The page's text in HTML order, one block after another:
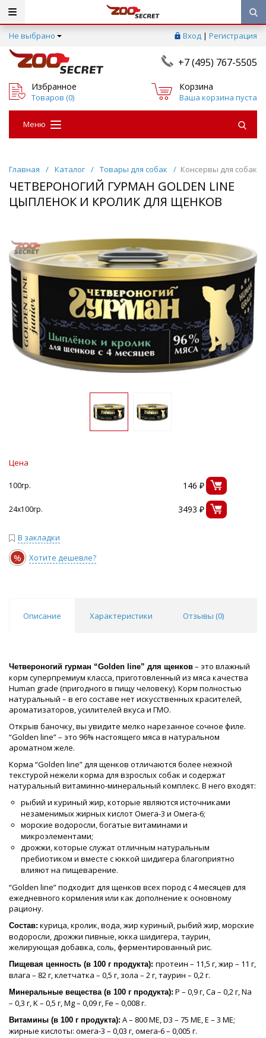
Не выбрано Вход | Регистрация
+7 (495) 767-5505
Избранное
Товаров (0)
Корзина
Ваша корзина пуста
Меню
Главная / Каталог / Товары для собак / Консервы для собак
ЧЕТВЕРОНОГИЙ ГУРМАН GOLDEN LINE
ЦЫПЛЕНОК И КРОЛИК ДЛЯ ЩЕНКОВ
Цена
100гр. 146 ₽
24х100гр. 3493 ₽
В закладки
% Хотите дешевле?
Описание Характеристики Отзывы (0)
Четвероногий гурман “Golden line” для щенков – это влажный
корм суперпремиум класса, приготовленный из мяса качества
Human grade (пригодного в пищу человеку). Корм полностью
натуральный – в его составе нет искусственных красителей,
ароматизаторов, усилителей вкуса и ГМО.
Открыв баночку, вы увидите мелко нарезанное сочное филе.
“Golden line” – это 96% настоящего мяса в натуральном
ароматном желе.
Корма “Golden line” для щенков отличаются более нежной
текстурой нежели корма для взрослых собак и содержат
натуральный витаминно-минеральный комплекс. В него входят:
рыбий и куриный жир, которые являются источниками
незаменимых жирных кислот Омега-3 и Омега-6;
морские водоросли, богатые витаминами и
микроэлементами;
дрожжи, которые служат отличным натуральным
пребиотиком и вместе с юккой шидигера благоприятно
влияют на пищеварение.
“Golden line” подходит для щенков всех пород с 4 месяцев для
ежедневного кормления или как дополнение к основному
рациону.
Состав: курица, кролик, вода, жир куриный, рыбий жир, морские
водоросли, дрожжи пивные, юкка шидигера, таурин,
желирующая добавка, соль, ферментированный рис.
Пищевая ценность (в 100 г продукта): протеин – 11,5 г, жир – 11 г,
влага – 82 г, клетчатка – 0,5 г, зола – 2 г, таурин – 0,2 г.
Минеральные вещества (в 100 г продукта): P – 0,9 г, Ca – 0,2 г, Na
– 0,3 г, K – 0,5 г, Mg – 0,09 г, Fe – 0,008 г.
Витамины (в 100 г продукта): А – 800 МЕ, D3 – 75 МЕ, Е – 3 МЕ;
жирные кислоты: омега-3 – 0,03 г, омега-6 – 0,005 г.